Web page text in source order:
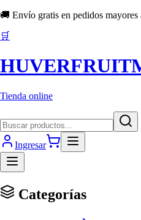
🚚 Envío gratis en pedidos mayores
🛒
Tienda online
Ingresar
Categorías